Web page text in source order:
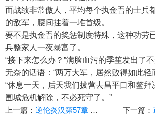
而战绩非常傲人，平均每个执金吾的士兵
的敌军，腰间挂着一堆首级。
要不是执金吾的奖惩制度特殊，这种功劳
兵整家人一夜暴富了。
“接下来怎么办？”满脸血污的季笙发出了
无奈的话语：“两万大军，居然败得如此轻
“休息一天，后天我们拔营去昌平口和鳌拜
围城危机解除，不必死守了。”
上一篇： 逆伦炎汉第57章 昌平口之战 下一篇：